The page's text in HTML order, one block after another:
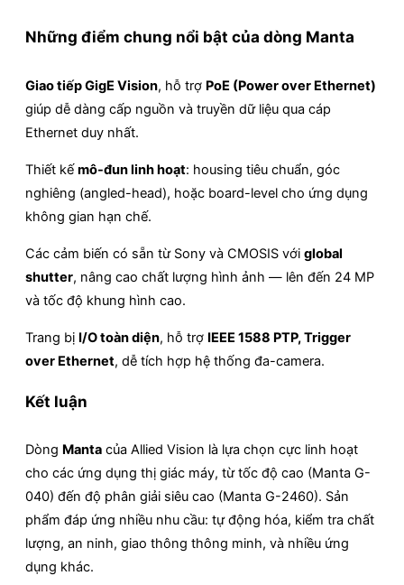
Những điểm chung nổi bật của dòng Manta
Giao tiếp GigE Vision, hỗ trợ PoE (Power over Ethernet)
giúp dễ dàng cấp nguồn và truyền dữ liệu qua cáp
Ethernet duy nhất.
Thiết kếmô-đun linh hoạt: housing tiêu chuẩn, góc
nghiêng (angled-head), hoặc board-level cho ứng dụng
không gian hạn chế.
Các cảm biến có sẵn từ Sony và CMOSIS với global
shutter, nâng cao chất lượng hình ảnh — lên đến 24 MP
và tốc độ khung hình cao.
Trang bị I/O toàn diện, hỗ trợ IEEE 1588 PTP, Trigger
over Ethernet, dễ tích hợp hệ thống đa-camera.
Kết luận
Dòng Manta của Allied Vision là lựa chọn cực linh hoạt
cho các ứng dụng thị giác máy, từ tốc độ cao (Manta G-
040) đến độ phân giải siêu cao (Manta G-2460). Sản
phẩm đáp ứng nhiều nhu cầu: tự động hóa, kiểm tra chất
lượng, an ninh, giao thông thông minh, và nhiều ứng
dụng khác.